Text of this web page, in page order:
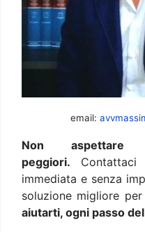
email:
Non
peggiori. Contattaci
immediata e senza
soluzione migliore
aiutarti, ogni passo